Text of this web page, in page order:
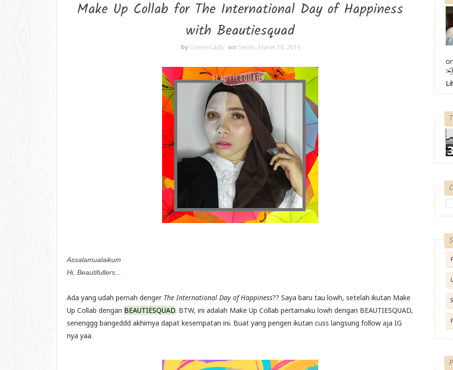
Make Up Collab for The International Day of Happiness
with Beautiesquad
by Green Lady on Senin, Maret 18, 2019
Assalamualaikum
Hi, Beautifullers...
Ada yang udah pernah denger The International Day of Happiness?? Saya baru tau lowh, setelah ikutan Make
Up Collab dengan BEAUTIESQUAD. BTW, ini adalah Make Up Collab pertamaku lowh dengan BEAUTIESQUAD,
senenggg bangeddd akhirnya dapat kesempatan ini. Buat yang pengen ikutan cuss langsung follow aja IG
nya yaa.